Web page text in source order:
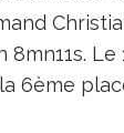
Le
la 6ème